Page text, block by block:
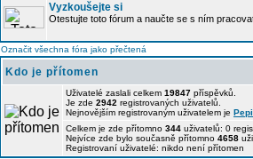
Vyzkoušejte si
Otestujte toto fórum a naučte se s ním pracovat
Označit všechna fóra jako přečtená
Kdo je přítomen
Uživatelé zaslali celkem 19847 příspěvků.
Je zde 2942 registrovaných uživatelů.
Nejnovějším registrovaným uživatelem je
Celkem je zde přítomno 344 uživatelů: 0
Nejvíce zde bylo současně přítomno 4658
Registrovaní uživatelé: nikdo není přítomen